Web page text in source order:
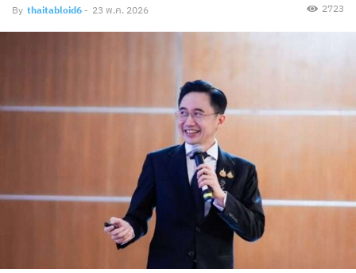
By thaitabloid6 - 23 พ.ค. 2026 2723